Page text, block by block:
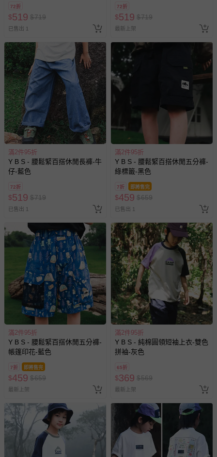
已拆封之以下類型商品：
-個人衛生用品（例如尿布、貼身衣物、泳裝、襪子、地
墊、寢具類等）。
-新生兒親膚衣物（嬰幼兒包巾與背巾、包屁衣、學習
褲、紗布衣等）。
-接觸性孕哺產品（奶嘴、奶瓶、擠乳器、哺乳衣、托腹
帶束縛衣、餐搖椅等）。
-其他原廠盒裝商品封口處已貼上「不可拆封」，或具警
示字句等說明貼紙、封條者。
國際航空、客運、訂房等服務。
相關的退換貨辦理流程，可詳見： 退換貨 & 退款問題
其他常見問題：
運送服務：目前提供的運送僅限台灣本島。如您位於離島地
區，可能會無法配送，或須依據商品需加收離島運費。廠商
亦保留出貨與否的權利。離島、偏遠地區、樓層親送等加價
費用，可能會另需加收。
商品實際的配達日期，可於訂單個人資料內的查詢訂單內，
已出貨通知之訊息為主。
如您收到商品，請依正常流程檢查是否完好，若商品遇瑕疵
情形，您可申請更換新品或退貨，請見：退貨的辦理流程。
若您對於會員帳號、商品訂購與資訊、購物流程、付款方
式、折價券與購物金的使用、退貨及商品運送方式等有疑
問，你可詳見：媽咪愛客服中心。
預購商品：預購為海外同步代購，遇缺貨即會通知媽咪並協
助取消退款事宜。
商品如因「價格、組合」等錯誤原因，導致無法安排出貨，
償。
72折
$519 $719
已售出 1
72折
$519 $719
最新上架
滿2件95折
Y B S - 腰鬆緊百搭休閒長褲-牛
仔-藍色
72折
$519 $719
已售出 1
滿2件95折
Y B S - 腰鬆緊百搭休閒五分褲-
綠標籤-黑色
7折 即將售完
$459 $659
已售出 1
滿2件95折
Y B S - 腰鬆緊百搭休閒五分褲-
帳篷印花-藍色
7折 即將售完
$459 $659
最新上架
滿2件95折
Y B S - 純棉圓領短袖上衣-雙色
拼袖-灰色
65折
$369 $569
最新上架